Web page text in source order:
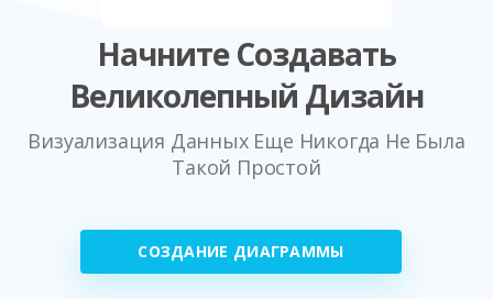
Начните Создавать
Великолепный Дизайн
Визуализация Данных Еще Никогда Не Была
Такой Простой
СОЗДАНИЕ ДИАГРАММЫ